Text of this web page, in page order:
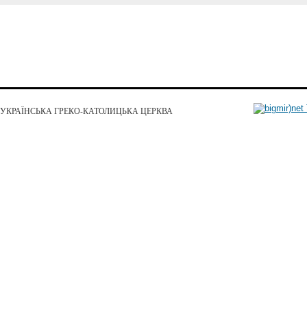
УКРАЇНСЬКА ГРЕКО-КАТОЛИЦЬКА ЦЕРКВА